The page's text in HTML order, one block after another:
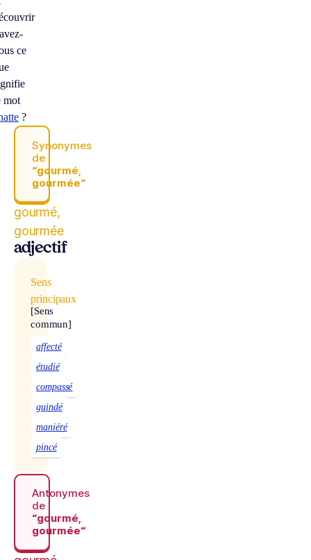
ce
mot
?
Synonymes
de
“gourmé,
gourmée“
gourmé,
gourmée
adjectif
Sens
principaux
[Sens
commun]
affecté
étudié
compassé
guindé
maniéré
pincé
Antonymes
de
“gourmé,
gourmée“